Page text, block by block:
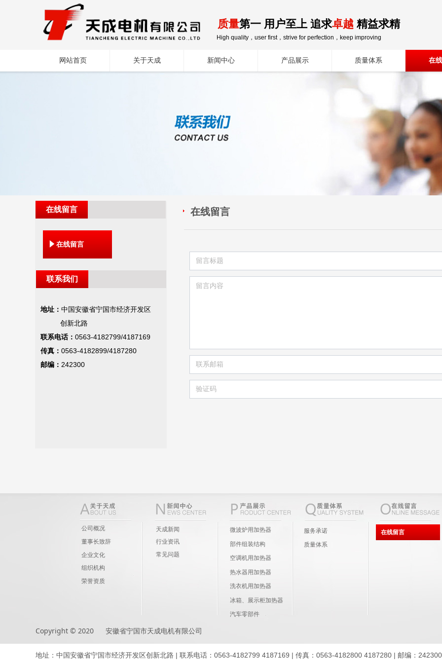
质量第一 用户至上 追求卓越 精益求精
High quality，user first，strive for perfection，keep improving
网站首页 关于天成 新闻中心 产品展示 质量体系 在
在线留言
념 在线留言
联系我们
在线留言
地址： 中国安徽省宁国市经济开发区
创新北路
联系电话： 0563-4182799/4187169
传真： 0563-4182899/4187280
邮编： 242300
地址：中国安徽省宁国市经济开发区创新北路 | 联系电话：0563-4182799 4187169 | 传真：0563-4182800 4187280 | 邮编：242300
Copyright © 2020 安徽省宁国市天成电机有限公司
公司概况
董事长致辞
企业文化
组织机构
荣誉资质
天成新闻
行业资讯
常见问题
微波炉用加热器
部件组装结构
空调机用加热器
热水器用加热器
洗衣机用加热器
冰箱、展示柜加热器
汽车零部件
服务承诺
质量体系
在线留言